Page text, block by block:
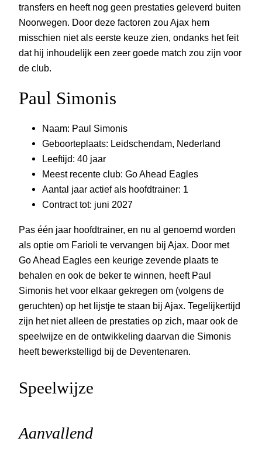
transfers en heeft nog geen prestaties geleverd buiten
Noorwegen. Door deze factoren zou Ajax hem
misschien niet als eerste keuze zien, ondanks het feit
dat hij inhoudelijk een zeer goede match zou zijn voor
de club.
Paul Simonis
Naam: Paul Simonis
Geboorteplaats: Leidschendam, Nederland
Leeftijd: 40 jaar
Meest recente club: Go Ahead Eagles
Aantal jaar actief als hoofdtrainer: 1
Contract tot: juni 2027
Pas één jaar hoofdtrainer, en nu al genoemd worden
als optie om Farioli te vervangen bij Ajax. Door met
Go Ahead Eagles een keurige zevende plaats te
behalen en ook de beker te winnen, heeft Paul
Simonis het voor elkaar gekregen om (volgens de
geruchten) op het lijstje te staan bij Ajax. Tegelijkertijd
zijn het niet alleen de prestaties op zich, maar ook de
speelwijze en de ontwikkeling daarvan die Simonis
heeft bewerkstelligd bij de Deventenaren.
Speelwijze
Aanvallend